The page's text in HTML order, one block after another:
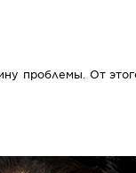
проблемы. От